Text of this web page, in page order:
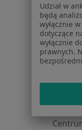
Udział w
będą
wyłącznie
dotyczące
wyłącznie
prawnych.